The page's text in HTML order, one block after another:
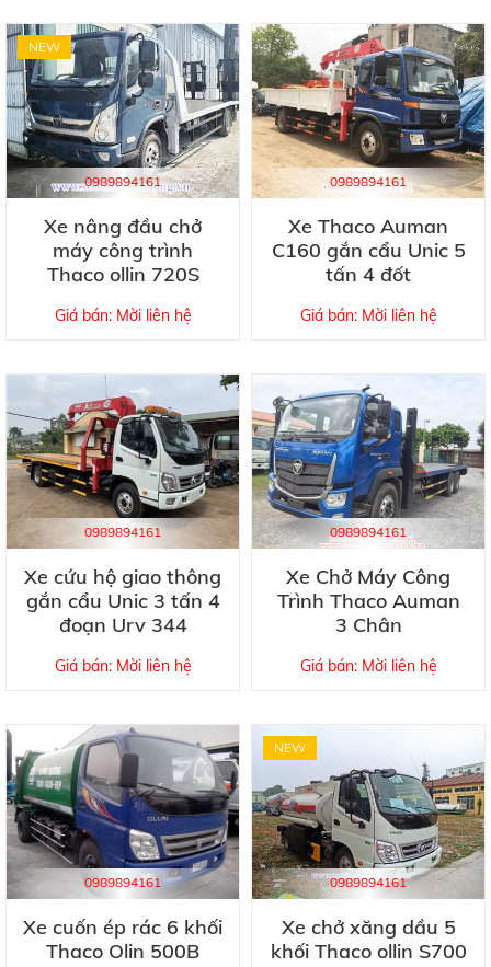
0989894161
NEW
Xe nâng đầu chở
máy công trình
Thaco ollin 720S
Giá bán: Mời liên hệ
0989894161
Xe Thaco Auman
C160 gắn cẩu Unic 5
tấn 4 đốt
Giá bán: Mời liên hệ
0989894161
Xe cứu hộ giao thông
gắn cẩu Unic 3 tấn 4
đoạn Urv 344
Giá bán: Mời liên hệ
0989894161
Xe Chở Máy Công
Trình Thaco Auman
3 Chân
Giá bán: Mời liên hệ
0989894161
Xe cuốn ép rác 6 khối
Thaco Olin 500B
0989894161
NEW
Xe chở xăng dầu 5
khối Thaco ollin S700